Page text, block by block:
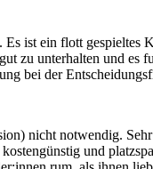
ist ein flott
zu unterhalten und
bei der
nicht notwendig.
und